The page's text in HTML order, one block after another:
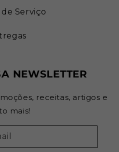
Serviço
NEWSLETTER
receitas, artigos e
mais!